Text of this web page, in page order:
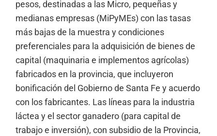
pesos, destinadas a las Micro, pequeñas y
medianas empresas (MiPyMEs) con las tasas
más bajas de la muestra y condiciones
preferenciales para la adquisición de bienes de
capital (maquinaria e implementos agrícolas)
fabricados en la provincia, que incluyeron
bonificación del Gobierno de Santa Fe y acuerdo
con los fabricantes. Las líneas para la industria
láctea y el sector ganadero (para capital de
trabajo e inversión), con subsidio de la Provincia,